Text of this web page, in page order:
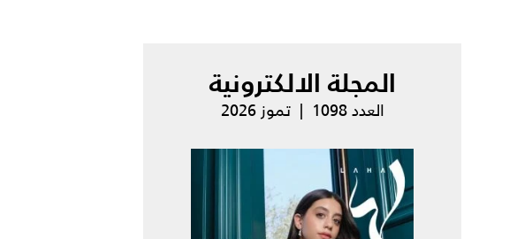
المجلة الالكترونية
العدد 1098 | تموز 2026